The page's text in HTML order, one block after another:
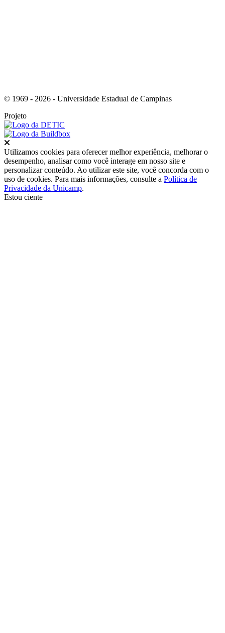
© 1969 - 2026 - Universidade Estadual de Campinas
Projeto
Utilizamos cookies para oferecer melhor experiência, melhorar o
desempenho, analisar como você interage em nosso site e
personalizar conteúdo. Ao utilizar este site, você concorda com o
uso de cookies. Para mais informações, consulte a Política de
Privacidade da Unicamp.
Estou ciente